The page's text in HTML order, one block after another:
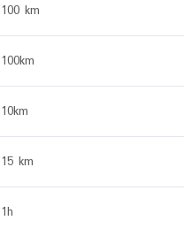
100 km
100km
10km
15 km
1h